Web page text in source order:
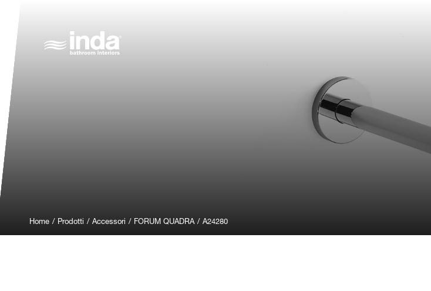
Home / Prodotti / Accessori / FORUM QUADRA / A24280